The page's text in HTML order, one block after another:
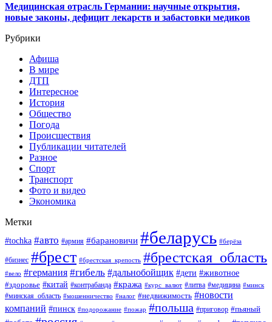
Медицинская отрасль Германии: научные открытия,
новые законы, дефицит лекарств и забастовки медиков
Рубрики
Афиша
В мире
ДТП
Интересное
История
Общество
Погода
Происшествия
Публикации читателей
Разное
Спорт
Транспорт
Фото и видео
Экономика
Метки
#tochka #авто #армия #барановичи #беларусь #берёза
#бизнес #брест #брестская_крепость #брестская_область
#вело #германия #гибель #дальнобойщик #дети #животное
#здоровье #китай #контрабанда #кража #курс_валют #литва #медицина #минск
#минская_область #мошенничество #налог #недвижимость #новости
компаний #пинск #подорожание #пожар #польша #приговор #пьяный